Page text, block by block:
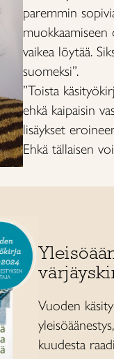
paremmin
vaikea löytää.
suomeksi”.
”Toista
ehkä kaipaisin
lisäykset
Ehkä tällaisen
Vuoden
kuudesta